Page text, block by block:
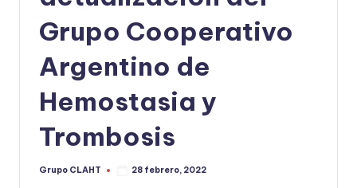
Grupo Cooperativo
Argentino de
Hemostasia y
Trombosis
Grupo CLAHT 28 febrero, 2022